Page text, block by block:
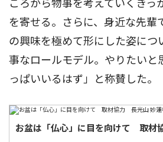
ころから物事を考えていくきっ
を寄せる。さらに、身近な先輩
の興味を極めて形にした姿につ
事なロールモデル。やりたいと
っぱいいるはず」と称賛した。
お盆は「仏心」に目を向けて 取材